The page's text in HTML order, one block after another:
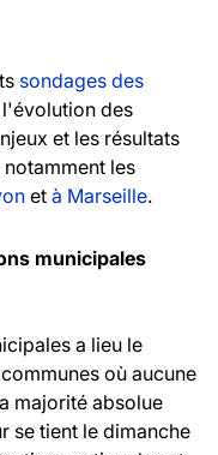
sondages des
des
et les résultats
les
et à Marseille.
municipales
a lieu le
où aucune
majorité absolue
se tient le dimanche